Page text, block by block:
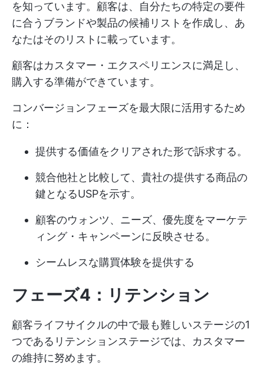
を知っています。顧客は、自分たちの特定の要件
に合うブランドや製品の候補リストを作成し、あ
なたはそのリストに載っています。
顧客はカスタマー・エクスペリエンスに満足し、
購入する準備ができています。
コンバージョンフェーズを最大限に活用するため
に：
提供する価値をクリアされた形で訴求する。
競合他社と比較して、貴社の提供する商品の
鍵となるUSPを示す。
顧客のウォンツ、ニーズ、優先度をマーケテ
ィング・キャンペーンに反映させる。
シームレスな購買体験を提供する
フェーズ4：リテンション
顧客ライフサイクルの中で最も難しいステージの1
つであるリテンションステージでは、カスタマー
の維持に努めます。